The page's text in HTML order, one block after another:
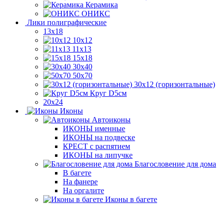
Керамика
ОНИКС
Лики полиграфические
13x18
10x12
11х13
15х18
30x40
50x70
30x12 (горизонтальные)
Круг D5см
20х24
Иконы
Автоиконы
ИКОНЫ именные
ИКОНЫ на подвеске
КРЕСТ с распятием
ИКОНЫ на липучке
Благословение для дома
В багете
На фанере
На оргалите
Иконы в багете